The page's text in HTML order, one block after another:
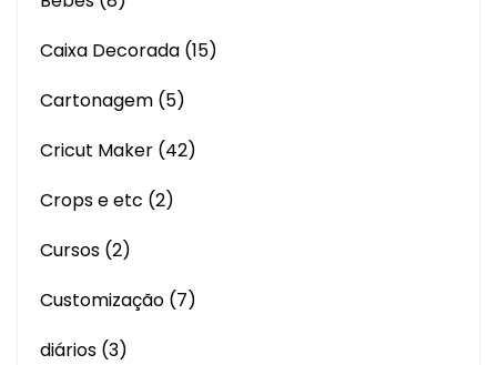
Caixa Decorada (15)
Cartonagem (5)
Cricut Maker (42)
Crops e etc (2)
Cursos (2)
Customização (7)
diários (3)